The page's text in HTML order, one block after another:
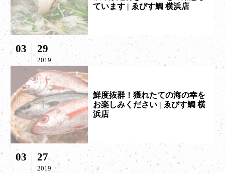
ています | ゑびす鯛 横浜店
03 29
2019
鮮度抜群！獲れたての海の幸を
お楽しみください | ゑびす鯛 横
浜店
03 27
2019